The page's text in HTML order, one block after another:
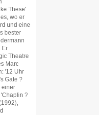
These'
wo er
und eine
bester
Er
Theatre
Marc
'12 Uhr
Gate ?
einer
'Chaplin ?